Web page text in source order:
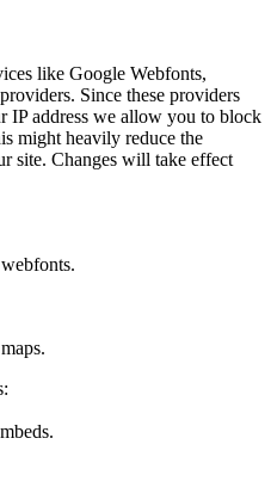
like Google Webfonts,
Since these providers
IP address we allow you to block
might heavily reduce the
site. Changes will take effect